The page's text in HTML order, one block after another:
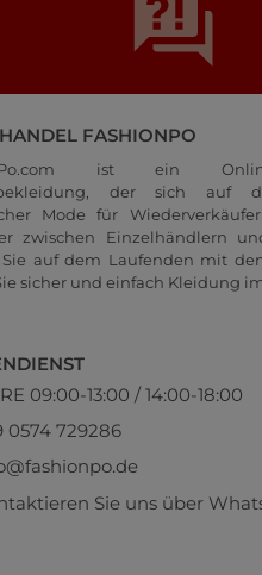
FASHIONPO
ist ein
der sich auf
Mode für
zwischen Einzelhändlern
auf dem Laufenden mit
sicher und einfach Kleidung
09:00-13:00 / 14:00-18:00
0574 729286
Sie uns über